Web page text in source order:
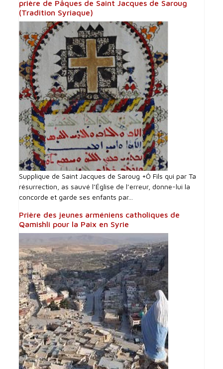
prière de Pâques de Saint Jacques de Saroug
(Tradition Syriaque)
Supplique de Saint Jacques de Saroug +Ô Fils qui par Ta
résurrection, as sauvé l’Église de l’erreur, donne-lui la
concorde et garde ses enfants par...
Prière des jeunes arméniens catholiques de
Qamishli pour la Paix en Syrie